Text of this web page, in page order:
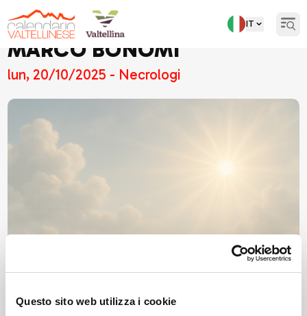
Questo sito web utilizza i cookie
IT
MARCO BONOMI
lun, 20/10/2025 - Necrologi